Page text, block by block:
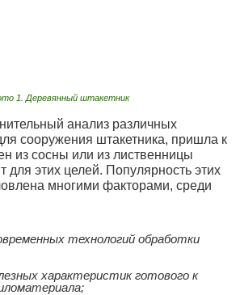
1. Деревянный штакетник
анализ различных
сооружения штакетника, пришла к
из сосны или из лиственницы
для этих целей. Популярность этих
многими факторами, среди
технологий обработки
характеристик готового к